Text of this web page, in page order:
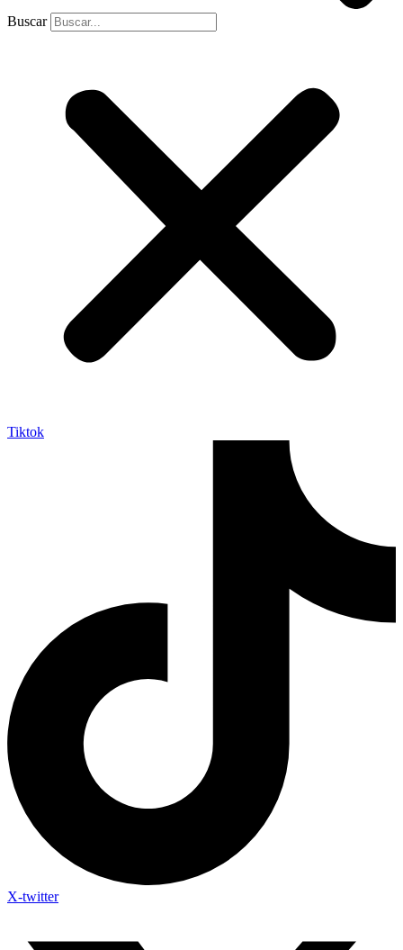
Buscar
Tiktok
X-twitter